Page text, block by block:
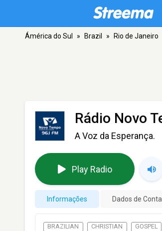
Ámérica do Sul » Brazil » Rio de Janeiro
Rádio Novo
A Voz da Esperança.
Play Radio
Informações Dados de
BRAZILIAN CHRISTIAN GOSPEL